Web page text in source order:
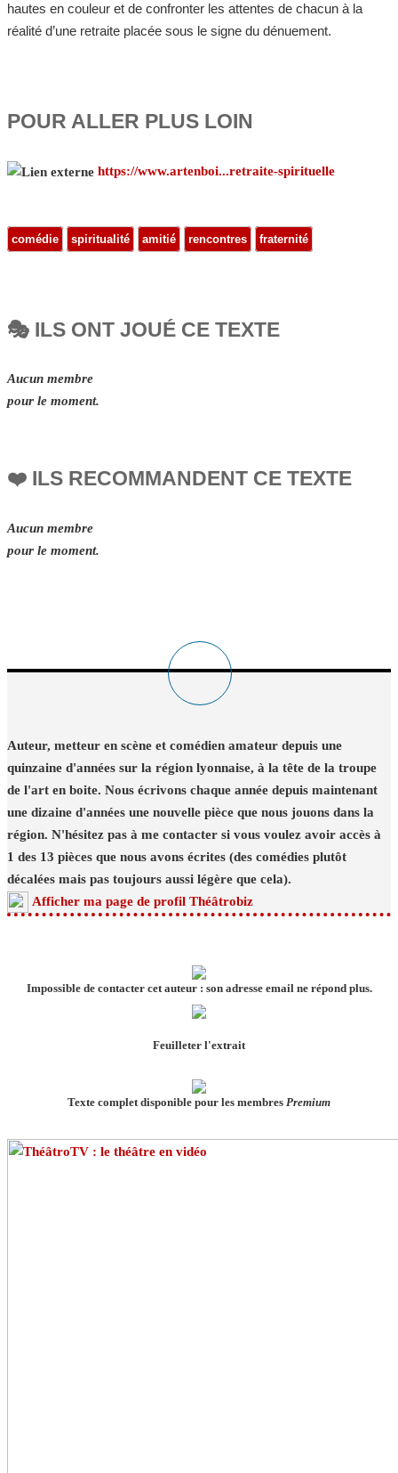
hautes en couleur et de confronter les attentes de chacun à la
réalité d’une retraite placée sous le signe du dénuement.
POUR ALLER PLUS LOIN
https://www.artenboi...retraite-spirituelle
comédie spiritualité amitié rencontres fraternité
🎭 ILS ONT JOUÉ CE TEXTE
Aucun membre
pour le moment.
❤️ ILS RECOMMANDENT CE TEXTE
Aucun membre
pour le moment.
Auteur, metteur en scène et comédien amateur depuis une
quinzaine d'années sur la région lyonnaise, à la tête de la troupe
de l'art en boite. Nous écrivons chaque année depuis maintenant
une dizaine d'années une nouvelle pièce que nous jouons dans la
région. N'hésitez pas à me contacter si vous voulez avoir accès à
1 des 13 pièces que nous avons écrites (des comédies plutôt
décalées mais pas toujours aussi légère que cela).
Afficher ma page de profil Théâtrobiz
Impossible de contacter cet auteur : son adresse email ne répond plus.
Feuilleter l'extrait
Texte complet disponible pour les membres Premium